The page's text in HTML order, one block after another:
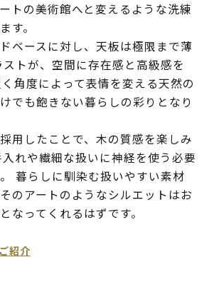
トの美術館へと変えるような洗練
す。
ベースに対し、天板は極限まで薄
トが、空間に存在感と高級感を
角度によって表情を変える天然の
でも飽きない暮らしの彩りとなり
用したことで、木の質感を楽しみ
れや繊細な扱いに神経を使う必要
暮らしに馴染む扱いやすい素材
のアートのようなシルエットはお
なってくれるはずです。
紹介